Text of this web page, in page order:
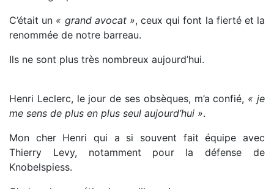
C’était un « grand avocat », ceux qui font la fierté et la
renommée de notre barreau.
Ils ne sont plus très nombreux aujourd’hui.
Henri Leclerc, le jour de ses obsèques, m’a confié, « je
me sens de plus en plus seul aujourd’hui ».
Mon cher Henri qui a si souvent fait équipe avec
Thierry Levy, notamment pour la défense de
Knobelspiess.